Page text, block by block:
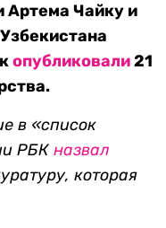
Артема Чайку и
опубликовали21
в «список
РБК назвал
которая